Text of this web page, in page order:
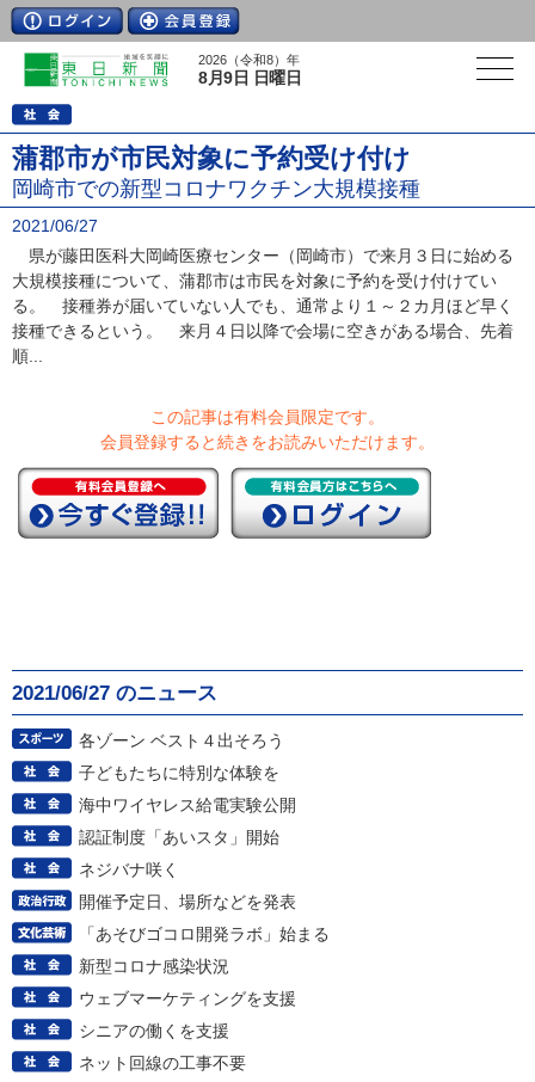
2026（令和8）年
8月9日 日曜日
蒲郡市が市民対象に予約受け付け
岡崎市での新型コロナワクチン大規模接種
2021/06/27
県が藤田医科大岡崎医療センター（岡崎市）で来月３日に始める
大規模接種について、蒲郡市は市民を対象に予約を受け付けてい
る。 接種券が届いていない人でも、通常より１～２カ月ほど早く
接種できるという。 来月４日以降で会場に空きがある場合、先着
順...
この記事は有料会員限定です。
会員登録すると続きをお読みいただけます。
2021/06/27 のニュース
各ゾーン ベスト４出そろう
子どもたちに特別な体験を
海中ワイヤレス給電実験公開
認証制度「あいスタ」開始
ネジバナ咲く
開催予定日、場所などを発表
「あそびゴコロ開発ラボ」始まる
新型コロナ感染状況
ウェブマーケティングを支援
シニアの働くを支援
ネット回線の工事不要